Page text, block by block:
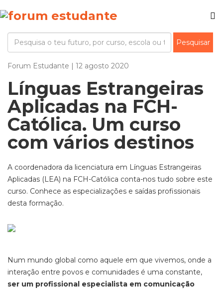
Forum Estudante | 12 agosto 2020
Línguas Estrangeiras
Aplicadas na FCH-
Católica. Um curso
com vários destinos
A coordenadora da licenciatura em Línguas Estrangeiras
Aplicadas (LEA) na FCH-Católica conta-nos tudo sobre este
curso. Conhece as especializações e saídas profissionais
desta formação.
Num mundo global como aquele em que vivemos, onde a
interação entre povos e comunidades é uma constante,
ser um profissional especialista em comunicação